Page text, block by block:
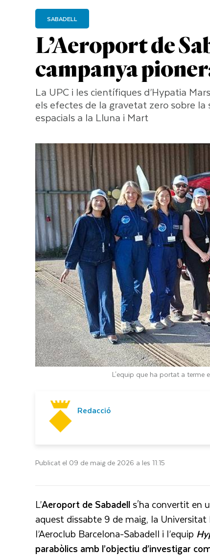
L’Aeroport de
campanya
SABADELL
La UPC i les científiques d’Hypatia
els efectes de la gravetat zero sobre
espacials a la Lluna i Mart
L'equip que ha portat a terme
Redacció
Publicat el 09 de maig de 2026 a les 11:15
L’Aeroportde Sabadells'ha convertit en
aquest dissabte 9 de maig, la
l’Aeroclub Barcelona-Sabadell i l’equip
parabòlics amb l’objectiu d’investigar